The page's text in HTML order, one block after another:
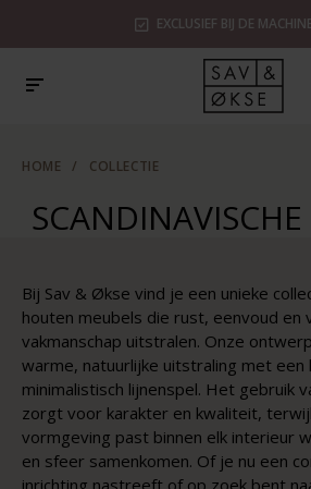
EXCLUSIEF BIJ DE
HOME / COLLECTIE
Bij Sav & Økse vind je een unieke
houten meubels die rust, eenvoud en
vakmanschap uitstralen. Onze
warme, natuurlijke uitstraling met een
minimalistisch lijnenspel. Het gebruik
zorgt voor karakter en kwaliteit,
vormgeving past binnen elk interieur
en sfeer samenkomen. Of je nu een
inrichting nastreeft of op zoek bent